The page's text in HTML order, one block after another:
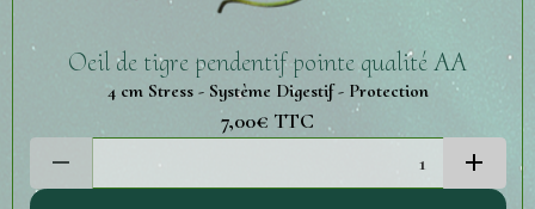
Oeil de tigre pendentif pointe qualité AA
4 cm Stress - Système Digestif - Protection
7,00€ TTC